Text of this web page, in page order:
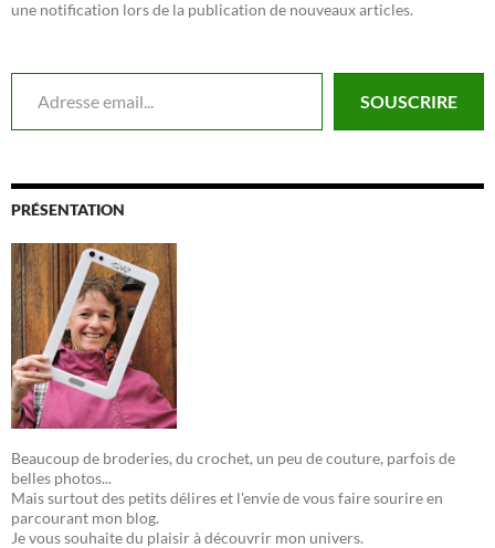
une notification lors de la publication de nouveaux articles.
Adresse email...
SOUSCRIRE
PRÉSENTATION
Beaucoup de broderies, du crochet, un peu de couture, parfois de
belles photos...
Mais surtout des petits délires et l'envie de vous faire sourire en
parcourant mon blog.
Je vous souhaite du plaisir à découvrir mon univers.